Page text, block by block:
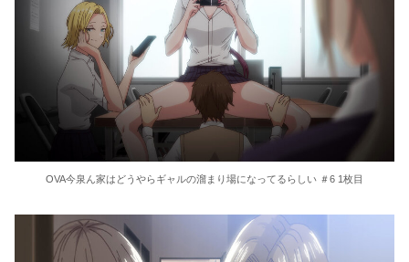
OVA今泉ん家はどうやらギャルの溜まり場になってるらしい ＃6 1枚目